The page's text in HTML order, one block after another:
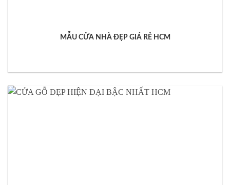
MẪU CỬA NHÀ ĐẸP GIÁ RẺ HCM